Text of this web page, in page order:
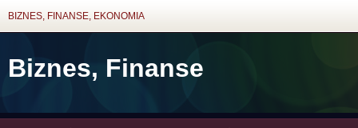
BIZNES, FINANSE, EKONOMIA
Biznes, Finanse